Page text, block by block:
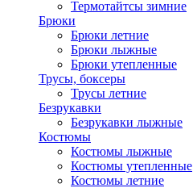
Термотайтсы зимние
Брюки
Брюки летние
Брюки лыжные
Брюки утепленные
Трусы, боксеры
Трусы летние
Безрукавки
Безрукавки лыжные
Костюмы
Костюмы лыжные
Костюмы утепленные
Костюмы летние